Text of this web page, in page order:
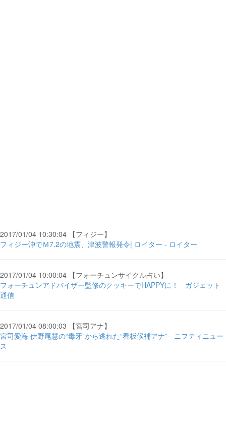
2017/01/04 10:30:04 【フィジー】
フィジー沖でＭ7.2の地震、津波警報発令| ロイター - ロイター
2017/01/04 10:00:04 【フォーチュンサイクル占い】
フォーチュンアドバイザー監修のクッキーでHAPPYに！ - ガジェット
通信
2017/01/04 08:00:03 【宮司アナ】
宮司愛海 伊野尾慧の“毒牙”から逃れた“看板候補アナ” - ニフティニュー
ス